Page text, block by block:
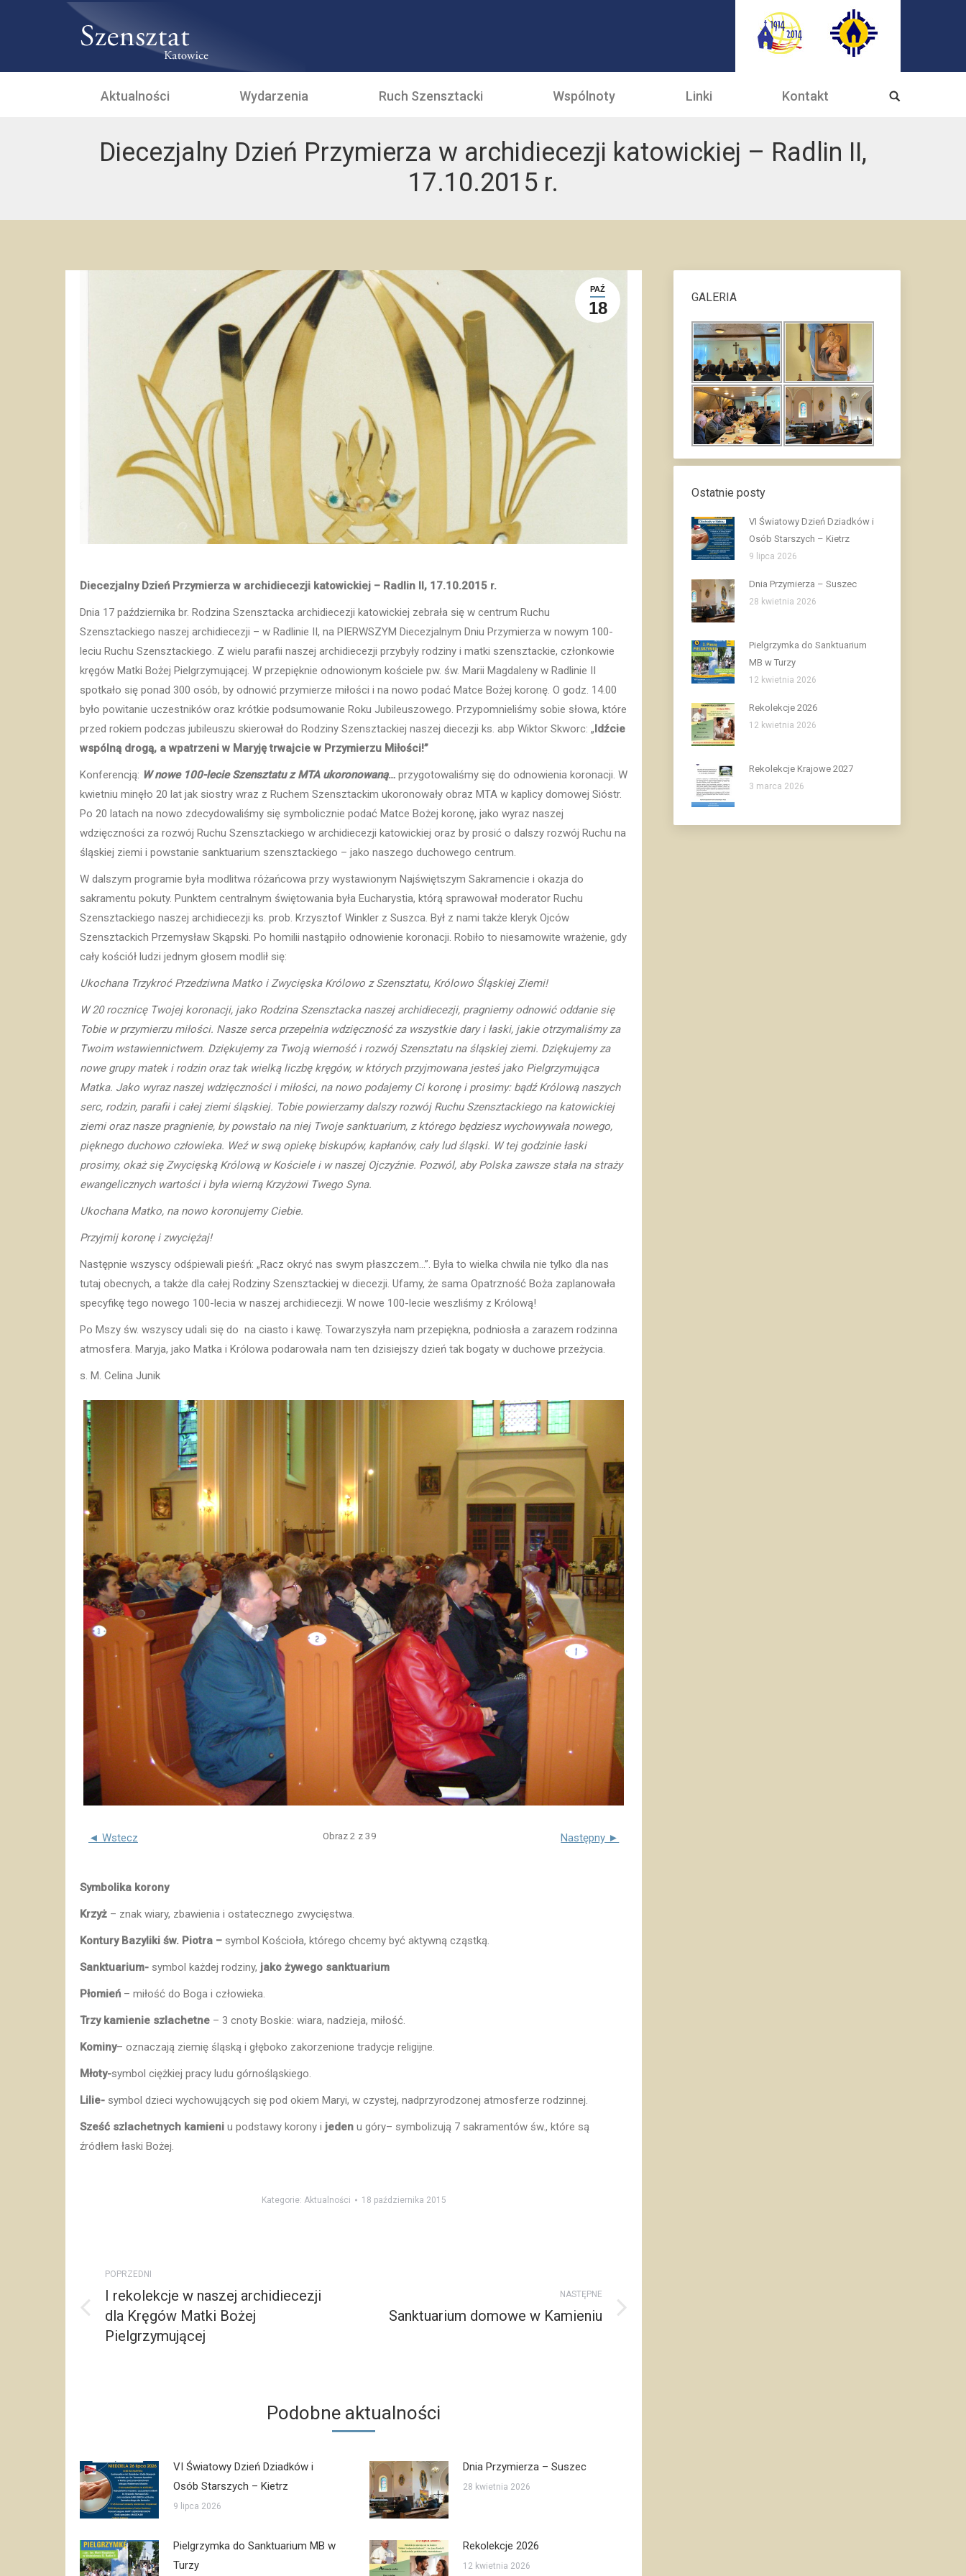
Aktualności Wydarzenia Ruch Szensztacki Wspólnoty Linki Kontakt
Diecezjalny Dzień Przymierza w archidiecezji katowickiej – Radlin II,
17.10.2015 r.
PAŹ
18
Diecezjalny Dzień Przymierza w archidiecezji katowickiej – Radlin II, 17.10.2015 r.
Dnia 17 października br. Rodzina Szensztacka archidiecezji katowickiej zebrała się w centrum Ruchu
Szensztackiego naszej archidiecezji – w Radlinie II, na PIERWSZYM Diecezjalnym Dniu Przymierza w nowym 100-
leciu Ruchu Szensztackiego. Z wielu parafii naszej archidiecezji przybyły rodziny i matki szensztackie, członkowie
kręgów Matki Bożej Pielgrzymującej. W przepięknie odnowionym kościele pw. św. Marii Magdaleny w Radlinie II
spotkało się ponad 300 osób, by odnowić przymierze miłości i na nowo podać Matce Bożej koronę. O godz. 14.00
było powitanie uczestników oraz krótkie podsumowanie Roku Jubileuszowego. Przypomnieliśmy sobie słowa, które
przed rokiem podczas jubileuszu skierował do Rodziny Szensztackiej naszej diecezji ks. abp Wiktor Skworc: „Idźcie
wspólną drogą, a wpatrzeni w Maryję trwajcie w Przymierzu Miłości!”
Konferencją: W nowe 100-lecie Szensztatu z MTA ukoronowaną… przygotowaliśmy się do odnowienia koronacji. W
kwietniu minęło 20 lat jak siostry wraz z Ruchem Szensztackim ukoronowały obraz MTA w kaplicy domowej Sióstr.
Po 20 latach na nowo zdecydowaliśmy się symbolicznie podać Matce Bożej koronę, jako wyraz naszej
wdzięczności za rozwój Ruchu Szensztackiego w archidiecezji katowickiej oraz by prosić o dalszy rozwój Ruchu na
śląskiej ziemi i powstanie sanktuarium szensztackiego – jako naszego duchowego centrum.
W dalszym programie była modlitwa różańcowa przy wystawionym Najświętszym Sakramencie i okazja do
sakramentu pokuty. Punktem centralnym świętowania była Eucharystia, którą sprawował moderator Ruchu
Szensztackiego naszej archidiecezji ks. prob. Krzysztof Winkler z Suszca. Był z nami także kleryk Ojców
Szensztackich Przemysław Skąpski. Po homilii nastąpiło odnowienie koronacji. Robiło to niesamowite wrażenie, gdy
cały kościół ludzi jednym głosem modlił się:
Ukochana Trzykroć Przedziwna Matko i Zwycięska Królowo z Szensztatu, Królowo Śląskiej Ziemi!
W 20 rocznicę Twojej koronacji, jako Rodzina Szensztacka naszej archidiecezji, pragniemy odnowić oddanie się
Tobie w przymierzu miłości. Nasze serca przepełnia wdzięczność za wszystkie dary i łaski, jakie otrzymaliśmy za
Twoim wstawiennictwem. Dziękujemy za Twoją wierność i rozwój Szensztatu na śląskiej ziemi. Dziękujemy za
nowe grupy matek i rodzin oraz tak wielką liczbę kręgów, w których przyjmowana jesteś jako Pielgrzymująca
Matka. Jako wyraz naszej wdzięczności i miłości, na nowo podajemy Ci koronę i prosimy: bądź Królową naszych
serc, rodzin, parafii i całej ziemi śląskiej. Tobie powierzamy dalszy rozwój Ruchu Szensztackiego na katowickiej
ziemi oraz nasze pragnienie, by powstało na niej Twoje sanktuarium, z którego będziesz wychowywała nowego,
pięknego duchowo człowieka. Weź w swą opiekę biskupów, kapłanów, cały lud śląski. W tej godzinie łaski
prosimy, okaż się Zwycięską Królową w Kościele i w naszej Ojczyźnie. Pozwól, aby Polska zawsze stała na straży
ewangelicznych wartości i była wierną Krzyżowi Twego Syna.
Ukochana Matko, na nowo koronujemy Ciebie.
Przyjmij koronę i zwyciężaj!
Następnie wszyscy odśpiewali pieśń: „Racz okryć nas swym płaszczem…”. Była to wielka chwila nie tylko dla nas
tutaj obecnych, a także dla całej Rodziny Szensztackiej w diecezji. Ufamy, że sama Opatrzność Boża zaplanowała
specyfikę tego nowego 100-lecia w naszej archidiecezji. W nowe 100-lecie weszliśmy z Królową!
Po Mszy św. wszyscy udali się do na ciasto i kawę. Towarzyszyła nam przepiękna, podniosła a zarazem rodzinna
atmosfera. Maryja, jako Matka i Królowa podarowała nam ten dzisiejszy dzień tak bogaty w duchowe przeżycia.
s. M. Celina Junik
◄ Wstecz Następny ►
Obraz 2 z 39
Symbolika korony
Krzyż – znak wiary, zbawienia i ostatecznego zwycięstwa.
Kontury Bazyliki św. Piotra – symbol Kościoła, którego chcemy być aktywną cząstką.
Sanktuarium- symbol każdej rodziny, jako żywego sanktuarium
Płomień – miłość do Boga i człowieka.
Trzy kamienie szlachetne – 3 cnoty Boskie: wiara, nadzieja, miłość.
Kominy– oznaczają ziemię śląską i głęboko zakorzenione tradycje religijne.
Młoty-symbol ciężkiej pracy ludu górnośląskiego.
Lilie- symbol dzieci wychowujących się pod okiem Maryi, w czystej, nadprzyrodzonej atmosferze rodzinnej.
Sześć szlachetnych kamieni u podstawy korony i jeden u góry– symbolizują 7 sakramentów św., które są
źródłem łaski Bożej.
Kategorie: Aktualności 18 października 2015
navigation
POPRZEDNI
Poprzedni
post:
I rekolekcje w naszej archidiecezji
dla Kręgów Matki Bożej
Pielgrzymującej
NASTĘPNE
Następny
Sanktuarium domowe w Kamieniu
Podobne aktualności
VI Światowy Dzień Dziadków i
Osób Starszych – Kietrz
9 lipca 2026
Dnia Przymierza – Suszec
28 kwietnia 2026
Pielgrzymka do Sanktuarium MB w
Turzy
Rekolekcje 2026
12 kwietnia 2026
GALERIA
Ostatnie posty
VI Światowy Dzień Dziadków i
Osób Starszych – Kietrz
9 lipca 2026
Dnia Przymierza – Suszec
28 kwietnia 2026
Pielgrzymka do Sanktuarium
MB w Turzy
12 kwietnia 2026
Rekolekcje 2026
12 kwietnia 2026
Rekolekcje Krajowe 2027
3 marca 2026